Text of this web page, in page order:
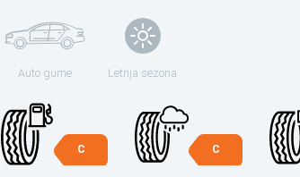
Auto gume Letnja sezona
C C